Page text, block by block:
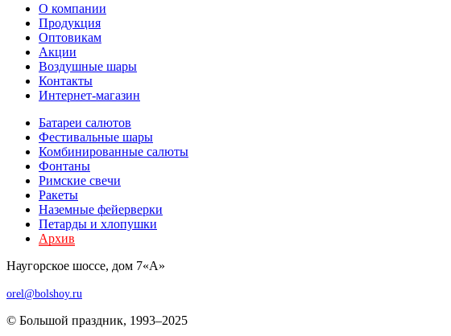
О компании
Продукция
Оптовикам
Акции
Воздушные шары
Контакты
Интернет-магазин
Батареи салютов
Фестивальные шары
Комбиниров­анные салюты
Фонтаны
Римские свечи
Ракеты
Наземные фейерверки
Петарды и хлопушки
Архив
Наугорское шоссе, дом 7«А»
orel@bolshoy.ru
© Большой праздник, 1993–2025